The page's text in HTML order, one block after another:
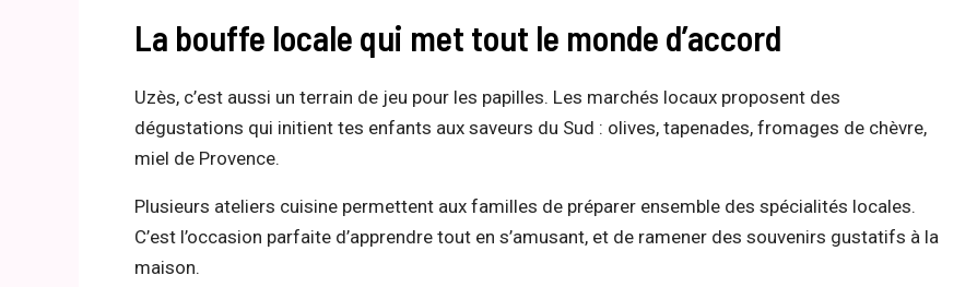
La bouffe locale qui met tout le monde d’accord
Uzès, c’est aussi un terrain de jeu pour les papilles. Les marchés locaux proposent des
dégustations qui initient tes enfants aux saveurs du Sud : olives, tapenades, fromages de chèvre,
miel de Provence.
Plusieurs ateliers cuisine permettent aux familles de préparer ensemble des spécialités locales.
C’est l’occasion parfaite d’apprendre tout en s’amusant, et de ramener des souvenirs gustatifs à la
maison.